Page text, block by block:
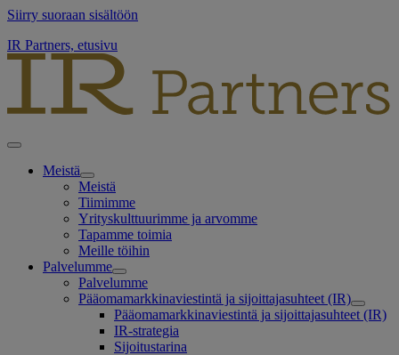
Siirry suoraan sisältöön
IR Partners, etusivu
Meistä
Meistä
Tiimimme
Yrityskulttuurimme ja arvomme
Tapamme toimia
Meille töihin
Palvelumme
Palvelumme
Pääomamarkkinaviestintä ja sijoittajasuhteet (IR)
Pääomamarkkinaviestintä ja sijoittajasuhteet (IR)
IR-strategia
Sijoitustarina